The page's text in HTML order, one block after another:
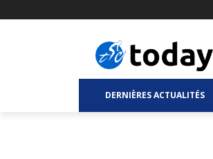
DERNIÈRES ACTUALITÉS